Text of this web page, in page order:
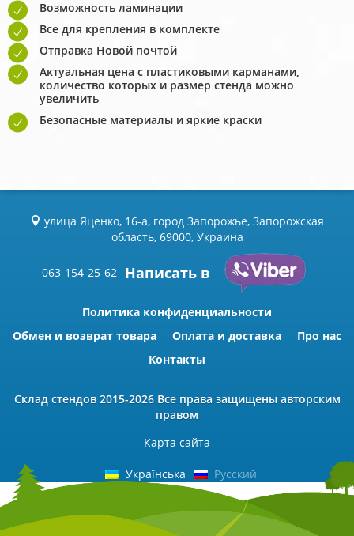
Возможность ламинации
Все для крепления в комплекте
Отправка Новой почтой
Актуальная цена с пластиковыми карманами,
количество которых и размер стенда можно
увеличить
Безопасные материалы и яркие краски
улица Яценко, 16-а, город Запорожье, Запорожская
область, 69000, Украина
063-154-25-62 Написать в
Политика конфиденциальности
Обмен и возврат товара
Оплата и доставка
Про нас
Контакты
Склад стендов2015-2026 Всe права защищены авторским
правом
Карта сайта
Українська Русский